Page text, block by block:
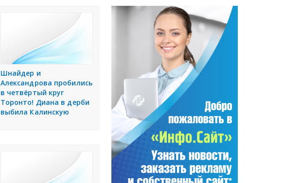
Шнайдер и
Александрова пробились
в четвёртый круг
Торонто! Диана в дерби
выбила Калинскую